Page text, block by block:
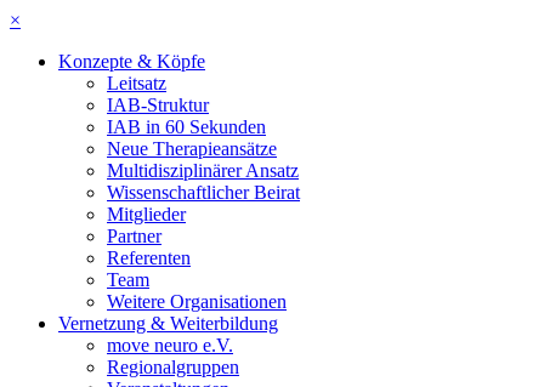
×
Konzepte & Köpfe
Leitsatz
IAB-Struktur
IAB in 60 Sekunden
Neue Therapieansätze
Multidisziplinärer Ansatz
Wissenschaftlicher Beirat
Mitglieder
Partner
Referenten
Team
Weitere Organisationen
Vernetzung & Weiterbildung
move neuro e.V.
Regionalgruppen